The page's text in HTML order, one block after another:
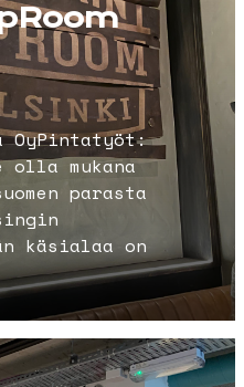
OyPintatyöt:
olla mukana
parasta
käsialaa on